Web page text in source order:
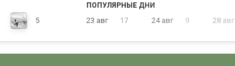
5
ПОПУЛЯРНЫЕ ДНИ
23 авг 17 24 авг 9 28 авг